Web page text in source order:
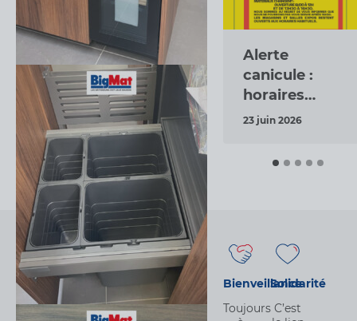
Alerte
canicule :
horaires
exceptionnels
23 juin 2026
Bienveillance
Toujours
Solidarité
C’est